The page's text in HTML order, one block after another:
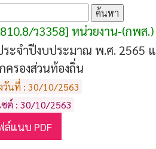
ว3358] หน่วยงาน-(กพส.)
จำปีงบประมาณ พ.ศ. 2565
ครองส่วนท้องถิ่น
วันที่ : 30/10/2563
ซต์ : 30/10/2563
ล์แนบ PDF